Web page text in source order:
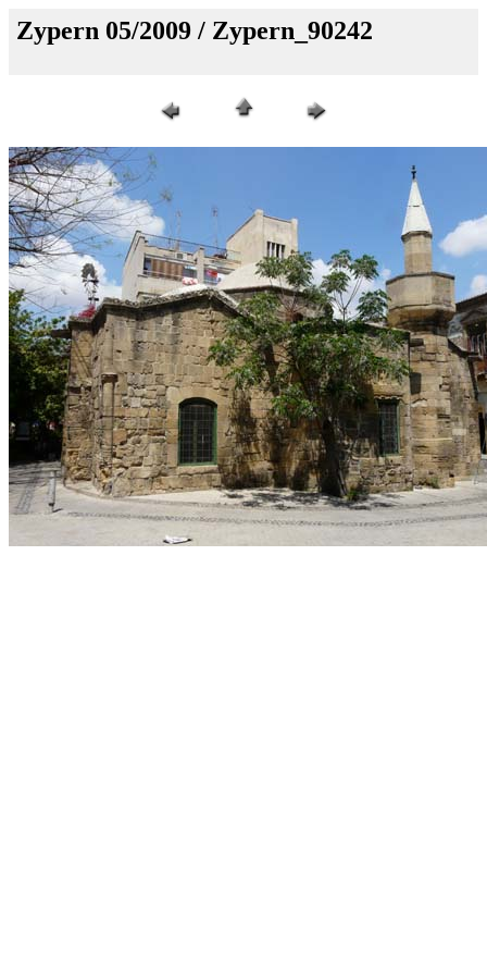
Zypern 05/2009 / Zypern_90242